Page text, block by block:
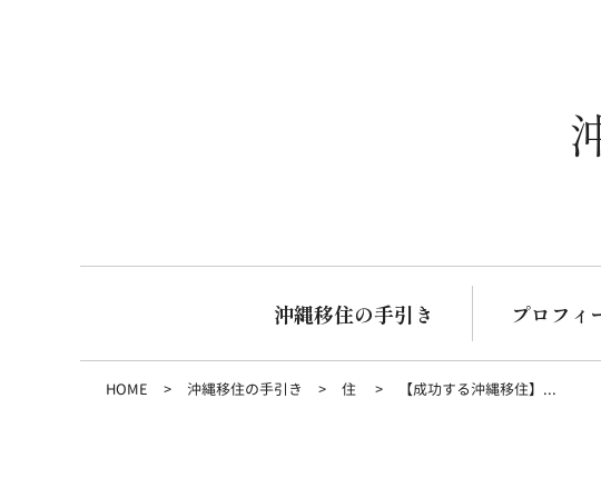
沖縄移住の手引き プロフィ
HOME 沖縄移住の手引き 住 【成功する沖縄移住】...